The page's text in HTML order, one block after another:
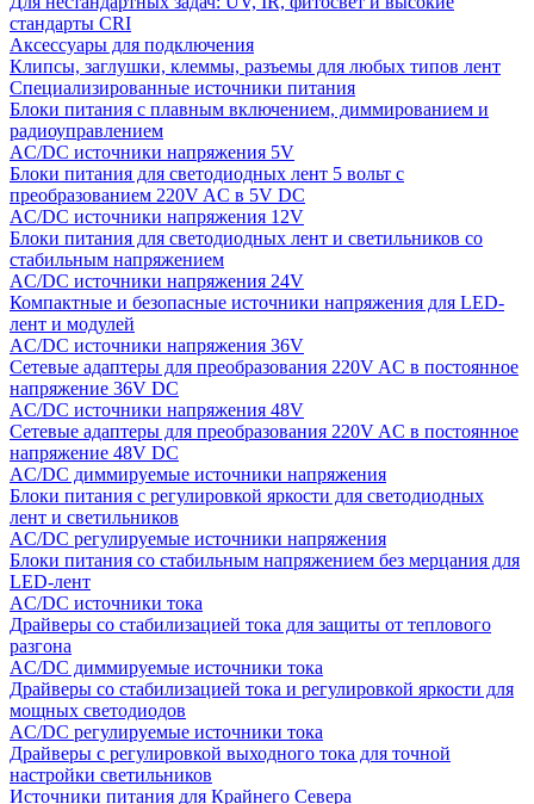
стандарты CRI
Аксессуары для подключения
Клипсы, заглушки, клеммы, разъемы для любых типов лент
Специализированные источники питания
Блоки питания с плавным включением, диммированием и
радиоуправлением
AC/DC источники напряжения 5V
Блоки питания для светодиодных лент 5 вольт с
преобразованием 220V AC в 5V DC
AC/DC источники напряжения 12V
Блоки питания для светодиодных лент и светильников со
стабильным напряжением
AC/DC источники напряжения 24V
Компактные и безопасные источники напряжения для LED-
лент и модулей
AC/DC источники напряжения 36V
Сетевые адаптеры для преобразования 220V AC в постоянное
напряжение 36V DC
AC/DC источники напряжения 48V
Сетевые адаптеры для преобразования 220V AC в постоянное
напряжение 48V DC
AC/DC диммируемые источники напряжения
Блоки питания с регулировкой яркости для светодиодных
лент и светильников
AC/DC регулируемые источники напряжения
Блоки питания со стабильным напряжением без мерцания для
LED-лент
AC/DC источники тока
Драйверы со стабилизацией тока для защиты от теплового
разгона
AC/DC диммируемые источники тока
Драйверы со стабилизацией тока и регулировкой яркости для
мощных светодиодов
AC/DC регулируемые источники тока
Драйверы с регулировкой выходного тока для точной
настройки светильников
Источники питания для Крайнего Севера